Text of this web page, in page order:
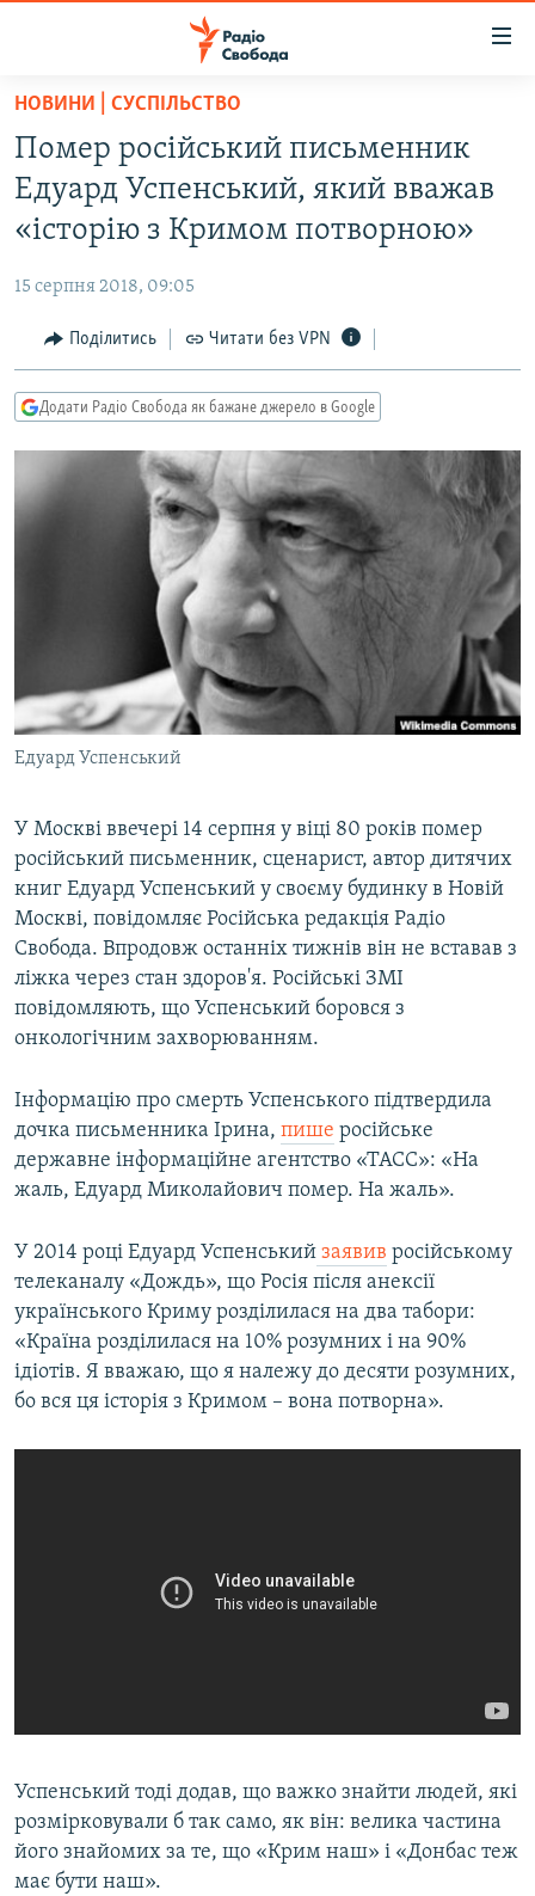
Перейти
основного
матеріалу
Перейти
до
основної
навігації
Перейти
до
пошуку
ВСЕ ЗА ДОБУ
СТАТТІ
ЕКОНОМІКА
СУСПІЛЬСТВО
РОСІЙСЬКА «ФІЛЬТРАЦІЯ»
ДОНБАС.РЕАЛІЇ
ТИ ЯК?
СХЕМИ
КИТАЙ.ВИКЛИКИ
МУЛЬТИМЕДІА
СПЕЦПРОЄКТИ
ПОДКАСТИ
КРИМ РЕАЛІЇ
УКР
КТАТ
ДОЛУЧАЙСЯ!
Усі сайти RFE/RL
НОВИНИ | СУСПІЛЬСТВО
Помер російський письменник
Едуард Успенський, який вважав
«історію з Кримом потворною»
15 серпня 2018, 09:05
Поділитись Читати без VPN
Додати Радіо Свобода як бажане джерело в Google
Едуард Успенський
У Москві ввечері 14 серпня у віці 80 років помер
російський письменник, сценарист, автор дитячих
книг Едуард Успенський у своєму будинку в Новій
Москві, повідомляє Російська редакція Радіо
Свобода. Впродовж останніх тижнів він не вставав з
ліжка через стан здоров'я. Російські ЗМІ
повідомляють, що Успенський боровся з
онкологічним захворюванням.
Інформацію про смерть Успенського підтвердила
дочка письменника Ірина, пише російське
державне інформаційне агентство «ТАСС»: «На
жаль, Едуард Миколайович помер. На жаль».
У 2014 році Едуард Успенський заявив російському
телеканалу «Дождь», що Росія після анексії
українського Криму розділилася на два табори:
«Країна розділилася на 10% розумних і на 90%
ідіотів. Я вважаю, що я належу до десяти розумних,
бо вся ця історія з Кримом – вона потворна».
Успенський тоді додав, що важко знайти людей, які
розмірковували б так само, як він: велика частина
його знайомих за те, що «Крим наш» і «Донбас теж
має бути наш».